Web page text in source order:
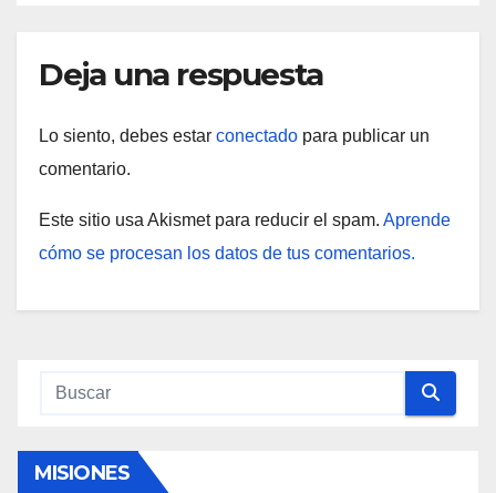
Deja una respuesta
Lo siento, debes estar conectado para publicar un
comentario.
Este sitio usa Akismet para reducir el spam. Aprende
cómo se procesan los datos de tus comentarios.
MISIONES